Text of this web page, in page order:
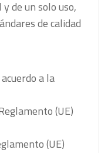
de un solo uso,
de calidad
a la
(UE)
(UE)